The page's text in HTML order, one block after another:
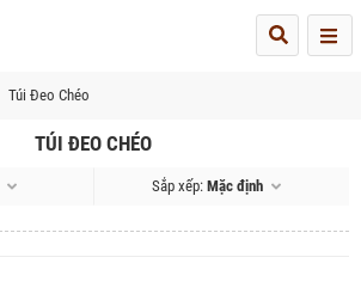
Túi Đeo Chéo
TÚI ĐEO CHÉO
Sắp xếp:Mặc định